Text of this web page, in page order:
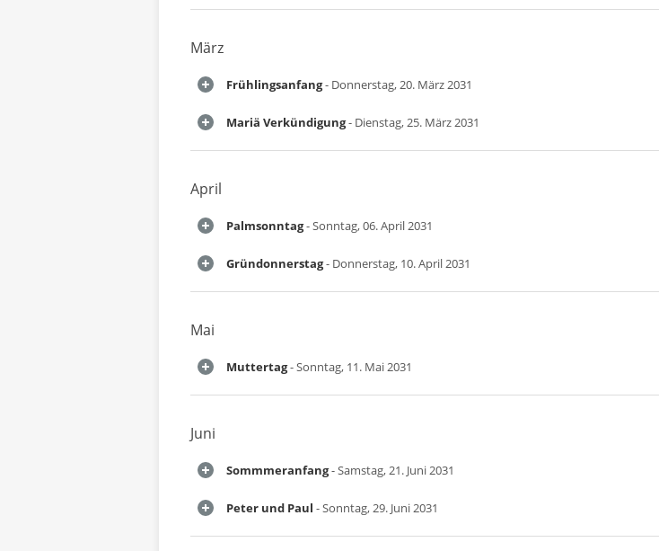
März
Frühlingsanfang- Donnerstag, 20. März 2031
Mariä Verkündigung- Dienstag, 25. März 2031
April
Palmsonntag- Sonntag, 06. April 2031
Gründonnerstag- Donnerstag, 10. April 2031
Mai
Muttertag- Sonntag, 11. Mai 2031
Juni
Sommmeranfang- Samstag, 21. Juni 2031
Peter und Paul - Sonntag, 29. Juni 2031